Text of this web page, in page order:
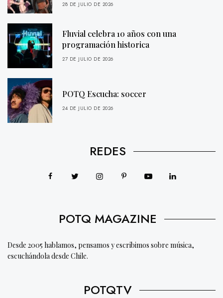
28 DE JULIO DE 2026
Fluvial celebra 10 años con una
programación historica
27 DE JULIO DE 2026
POTQ Escucha: soccer
24 DE JULIO DE 2026
REDES
POTQ MAGAZINE
Desde 2005 hablamos, pensamos y escribimos sobre música,
escuchándola desde Chile.
POTQTV